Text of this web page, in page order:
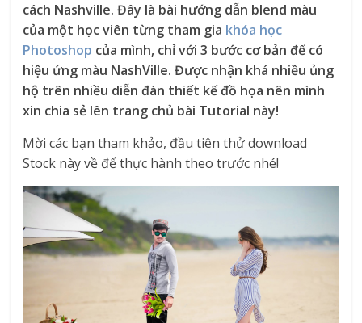
cách Nashville. Đây là bài hướng dẫn blend màu
của một học viên từng tham gia khóa học
Photoshop của mình, chỉ với 3 bước cơ bản để có
hiệu ứng màu NashVille. Được nhận khá nhiều ủng
hộ trên nhiều diễn đàn thiết kế đồ họa nên mình
xin chia sẻ lên trang chủ bài Tutorial này!
Mời các bạn tham khảo, đầu tiên thử download
Stock này về để thực hành theo trước nhé!